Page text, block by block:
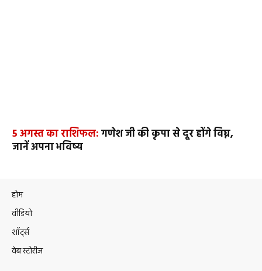
5 अगस्त का राशिफल:गणेश जी की कृपा से दूर होंगे विघ्न,
जानें अपना भविष्य
होम
वीडियो
शॉर्ट्स
वेब स्टोरीज